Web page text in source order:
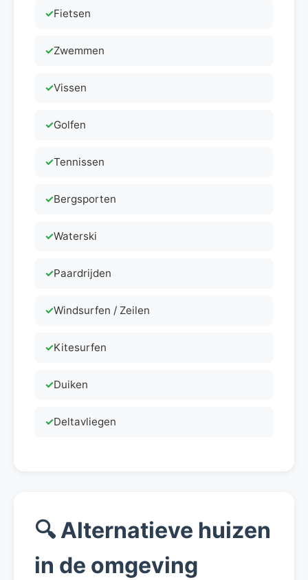
Fietsen
Zwemmen
Vissen
Golfen
Tennissen
Bergsporten
Waterski
Paardrijden
Windsurfen / Zeilen
Kitesurfen
Duiken
Deltavliegen
🔍 Alternatieve huizen
in de omgeving